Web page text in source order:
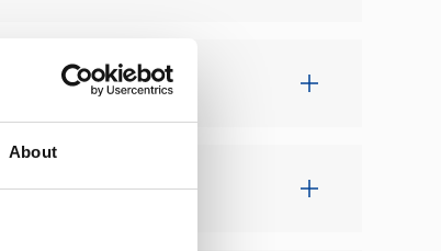
About